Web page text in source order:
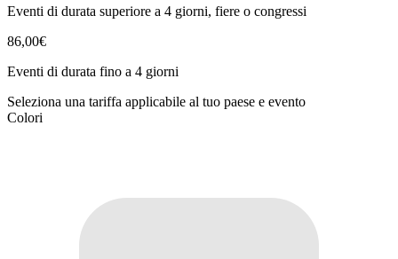
Eventi di durata superiore a 4 giorni, fiere o congressi
86,00€
Eventi di durata fino a 4 giorni
Seleziona una tariffa applicabile al tuo paese e evento
Colori